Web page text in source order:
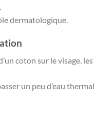
dermatologique.
coton sur le visage,
un peu d’eau